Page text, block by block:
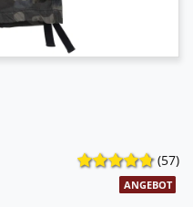
(57)
ANGEBOT